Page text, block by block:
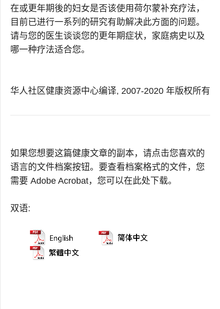
在或更年期後的妇女是否该使用荷尔蒙补充疗法，
目前已进行一系列的研究有助解决此方面的问题。
请与您的医生谈谈您的更年期症状，家庭病史以及
哪一种疗法适合您。
华人社区健康资源中心编译, 2007-2020 年版权所有
如果您想要这篇健康文章的副本，请点击您喜欢的
语言的文件档案按钮。要查看档案格式的文件，您
需要 Adobe Acrobat，您可以在此处下载。
双语: